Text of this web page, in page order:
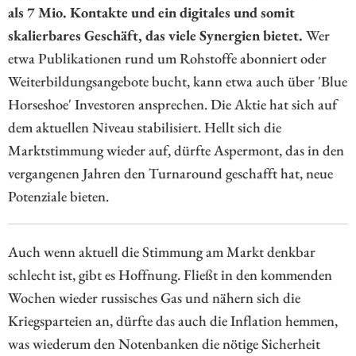
als 7 Mio. Kontakte und ein digitales und somit
skalierbares Geschäft, das viele Synergien bietet. Wer
etwa Publikationen rund um Rohstoffe abonniert oder
Weiterbildungsangebote bucht, kann etwa auch über 'Blue
Horseshoe' Investoren ansprechen. Die Aktie hat sich auf
dem aktuellen Niveau stabilisiert. Hellt sich die
Marktstimmung wieder auf, dürfte Aspermont, das in den
vergangenen Jahren den Turnaround geschafft hat, neue
Potenziale bieten.
Auch wenn aktuell die Stimmung am Markt denkbar
schlecht ist, gibt es Hoffnung. Fließt in den kommenden
Wochen wieder russisches Gas und nähern sich die
Kriegsparteien an, dürfte das auch die Inflation hemmen,
was wiederum den Notenbanken die nötige Sicherheit